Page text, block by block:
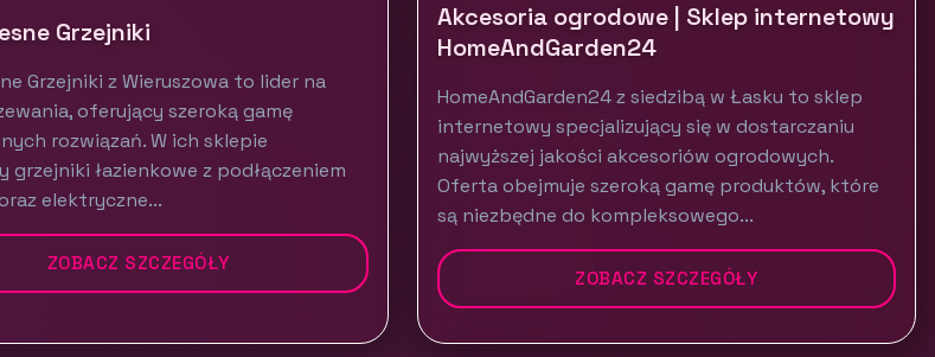
Grzejniki
Grzejniki z Wieruszowa to lider na
oferujący szeroką gamę
rozwiązań. W ich sklepie
grzejniki łazienkowe z podłączeniem
elektryczne...
ZOBACZ SZCZEGÓŁY
Akcesoria ogrodowe | Sklep internetowy
HomeAndGarden24
HomeAndGarden24 z siedzibą w Łasku to sklep
internetowy specjalizujący się w dostarczaniu
najwyższej jakości akcesoriów ogrodowych.
Oferta obejmuje szeroką gamę produktów, które
są niezbędne do kompleksowego...
ZOBACZ SZCZEGÓŁY